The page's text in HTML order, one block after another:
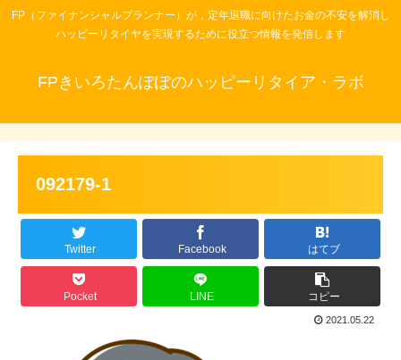
FP（ファイナンシャルプランナー）が，定年退職に向けたお金の不安を解消し
ハッピーリタイヤを実現するために役立つ情報を発信します
FPきいろたんぽぽのハッピーリタイア・ラボ
092179-1
Twitter Facebook はてブ
Pocket LINE コピー
2021.05.22